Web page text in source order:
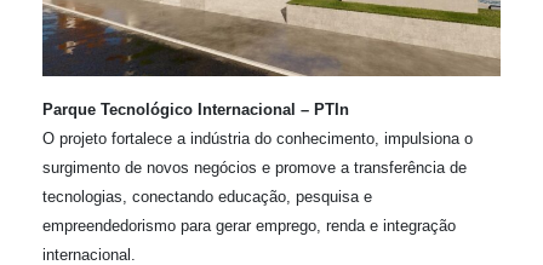
Parque Tecnológico Internacional – PTIn
O projeto fortalece a indústria do conhecimento, impulsiona o
surgimento de novos negócios e promove a transferência de
tecnologias, conectando educação, pesquisa e
empreendedorismo para gerar emprego, renda e integração
internacional.